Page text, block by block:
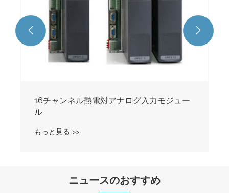
16チャンネル熱電対アナログ入力モジュー
ル
もっと見る >>
 
ニュースのおすすめ